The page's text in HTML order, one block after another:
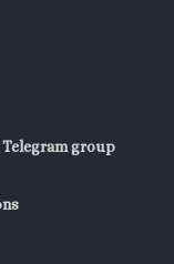
group